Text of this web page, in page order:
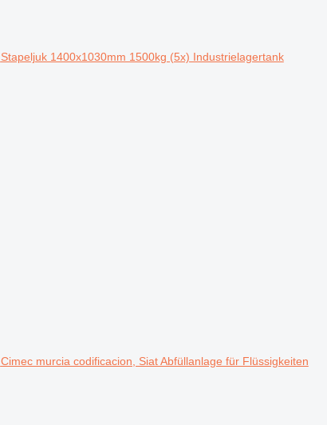
Stapeljuk 1400x1030mm 1500kg (5x) Industrielagertank
Cimec murcia codificacion, Siat Abfüllanlage für Flüssigkeiten